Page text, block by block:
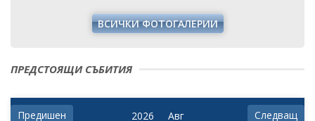
ВСИЧКИ ФОТОГАЛЕРИИ
ПРЕДСТОЯЩИ СЪБИТИЯ
Предишен Следващ